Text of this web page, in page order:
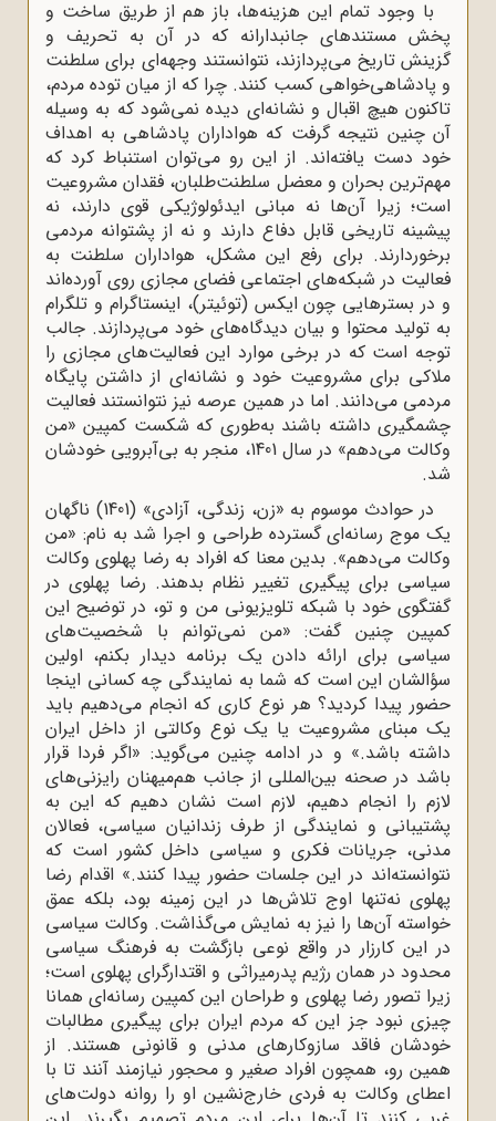
با وجود تمام این هزینه‌ها، باز هم از طریق ساخت و
پخش مستندهای جانبدارانه که در آن به تحریف و
گزینش تاریخ می‌پردازند، نتوانستند وجهه‌ای برای سلطنت
و پادشاهی‌خواهی کسب کنند. چرا که از میان توده مردم،
تاکنون هیچ اقبال و نشانه‌ای دیده نمی‌شود که به وسیله
آن چنین نتیجه گرفت که هواداران پادشاهی به اهداف
خود دست یافته‌اند. از این رو می‌توان استنباط کرد که
مهم‌ترین بحران و معضل سلطنت‌طلبان، فقدان مشروعیت
است؛ زیرا آن‌ها نه مبانی ایدئولوژیکی قوی دارند، نه
پیشینه تاریخی قابل دفاع دارند و نه از پشتوانه مردمی
برخوردارند. برای رفع این مشکل، هواداران سلطنت به
فعالیت در شبکه‌های اجتماعی فضای مجازی روی آورده‌اند
و در بسترهایی چون ایکس (توئیتر)، اینستاگرام و تلگرام
به تولید محتوا و بیان دیدگاه‌های خود می‌پردازند. جالب
توجه است که در برخی موارد این فعالیت‌های مجازی را
ملاکی برای مشروعیت خود و نشانه‌ای از داشتن پایگاه
مردمی می‌دانند. اما در همین عرصه نیز نتوانستند فعالیت
چشمگیری داشته باشند به‌طوری که شکست کمپین «من
وکالت می‌دهم» در سال 1401، منجر به بی‌آبرویی خودشان
شد.
در حوادث موسوم به «زن، زندگی، آزادی» (1401) ناگهان
یک موج رسانه‌ای گسترده طراحی و اجرا شد به نام: «من
وکالت می‌دهم». بدین معنا که افراد به رضا پهلوی وکالت
سیاسی برای پیگیری تغییر نظام بدهند. رضا پهلوی در
گفتگوی خود با شبکه تلویزیونی من و تو، در توضیح این
کمپین چنین گفت: «من نمی‌توانم با شخصیت‌های
سیاسی برای ارائه ‌دادن یک برنامه دیدار بکنم، اولین
سؤالشان این است که شما به نمایندگی چه کسانی اینجا
حضور پیدا کردید؟ هر نوع کاری که انجام می‌دهیم باید
یک مبنای مشروعیت یا یک نوع وکالتی از داخل ایران
داشته باشد.» و در ادامه چنین می‌گوید: «اگر فردا قرار
باشد در صحنه بین‌المللی از جانب هم‌میهنان رایزنی‌های
لازم را انجام دهیم، لازم است نشان دهیم که این به
پشتیبانی و نمایندگی از طرف زندانیان سیاسی، فعالان
مدنی، جریانات فکری و سیاسی داخل کشور است که
نتوانسته‌اند در این جلسات حضور پیدا کنند.» اقدام رضا
پهلوی نه‌تنها اوج تلاش‌ها در این زمینه بود، بلکه عمق
خواسته آن‌ها را نیز به نمایش می‌گذاشت. وکالت سیاسی
در این کارزار در واقع نوعی بازگشت به فرهنگ سیاسی
محدود در همان رژیم پدرمیراثی و اقتدارگرای پهلوی است؛
زیرا تصور رضا پهلوی و طراحان این کمپین رسانه‌ای همانا
چیزی نبود جز این که مردم ایران برای پیگیری مطالبات
خودشان فاقد سازوکارهای مدنی و قانونی هستند. از
همین رو، همچون افراد صغیر و محجور نیازمند آنند تا با
اعطای وکالت به فردی خارج‌نشین او را روانه دولت‌های